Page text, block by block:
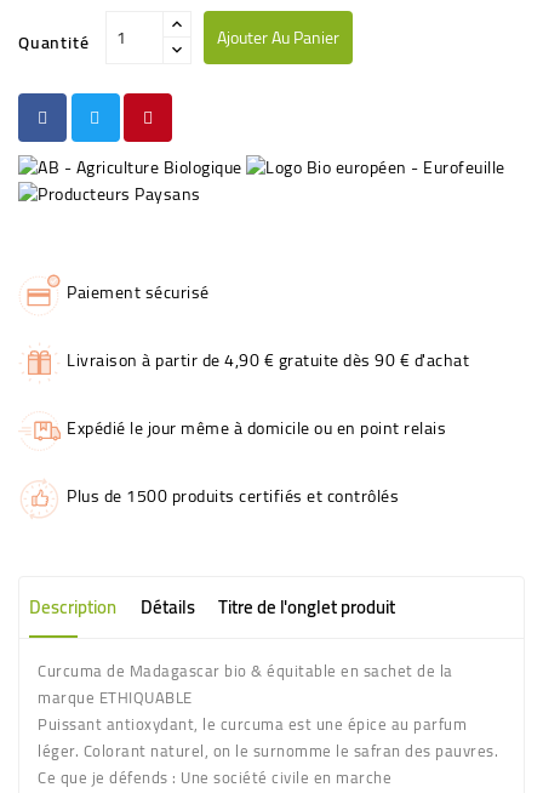
Quantité Ajouter Au Panier
Paiement sécurisé
Livraison à partir de 4,90 € gratuite dès 90 € d'achat
Expédié le jour même à domicile ou en point relais
Plus de 1500 produits certifiés et contrôlés
Description Détails Titre de l'onglet produit
Curcuma de Madagascar bio & équitable en sachet de la
marque ETHIQUABLE
Puissant antioxydant, le curcuma est une épice au parfum
léger. Colorant naturel, on le surnomme le safran des pauvres.
Ce que je défends : Une société civile en marche